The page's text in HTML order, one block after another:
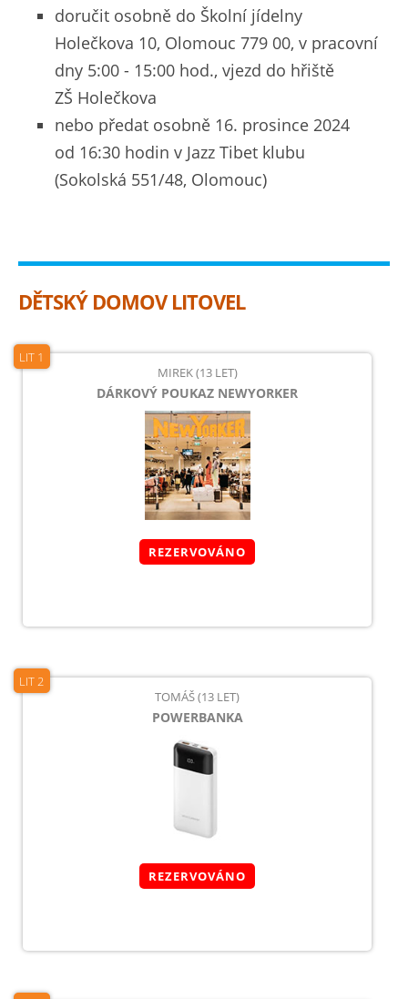
doručit osobně do Školní jídelny
Holečkova 10, Olomouc 779 00, v pracovní
dny 5:00 - 15:00 hod., vjezd do hřiště
ZŠ Holečkova
nebo předat osobně 16. prosince 2024
od 16:30 hodin v Jazz Tibet klubu
(Sokolská 551/48, Olomouc)
DĚTSKÝ DOMOV LITOVEL
LIT 1
MIREK (13 LET)
DÁRKOVÝ POUKAZ NEWYORKER
REZERVOVÁNO
LIT 2
TOMÁŠ (13 LET)
POWERBANKA
REZERVOVÁNO